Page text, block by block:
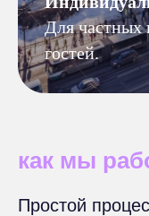
Для частных
гостей.
как мы
Простой